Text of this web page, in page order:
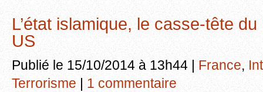
L’état islamique, le casse-tête
US
Publié le 15/10/2014 à 13h44 | France,
Terrorisme
1 commentaire